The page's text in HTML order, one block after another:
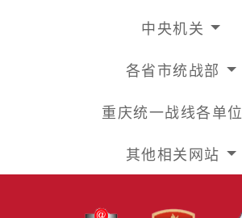
中央机关
各省市统战部
重庆统一战线各单位
其他相关网站